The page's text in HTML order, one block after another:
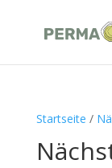
Startseite /